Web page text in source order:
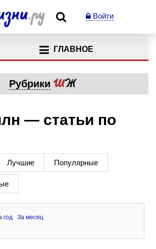
Войти
ГЛАВНОЕ
Рубрики
— статьи по
Лучшие Популярные
год
За месяц